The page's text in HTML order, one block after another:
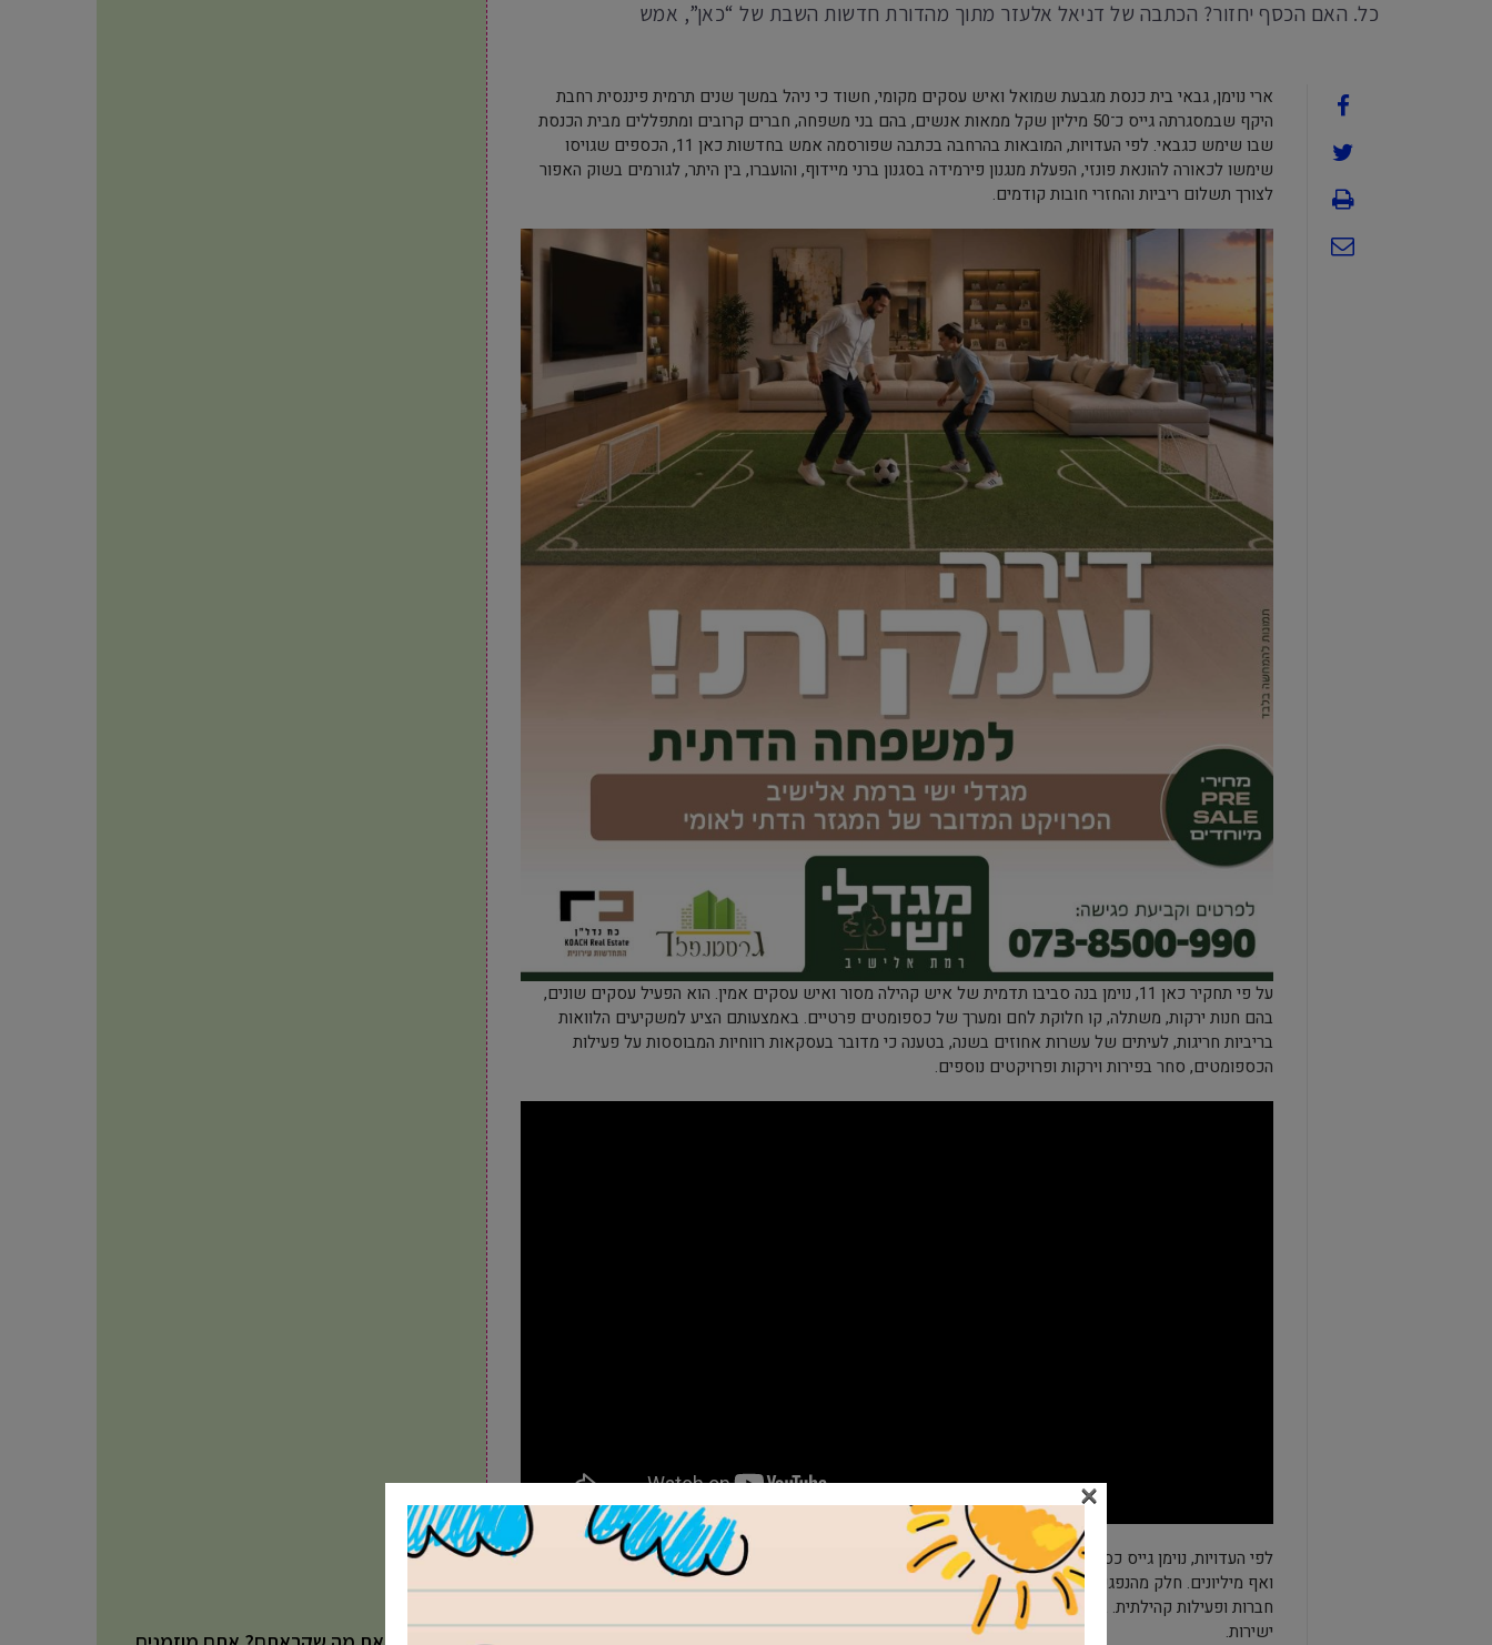
כל. האם הכסף יחזור? הכתבה של דניאל אלעזר מתוך מהדורת חדשות השבת של “כאן”, אמש
ארי נוימן, גבאי בית כנסת מגבעת שמואל ואיש עסקים מקומי, חשוד כי ניהל במשך שנים תרמית פיננסית רחבת
היקף שבמסגרתה גייס כ־50 מיליון שקל ממאות אנשים, בהם בני משפחה, חברים קרובים ומתפללים מבית הכנסת
שבו שימש כגבאי. לפי העדויות, המובאות בהרחבה בכתבה שפורסמה אמש בחדשות כאן 11, הכספים שגויסו
שימשו לכאורה להונאת פונזי, הפעלת מנגנון פירמידה בסגנון ברני מיידוף, והועברו, בין היתר, לגורמים בשוק האפור
לצורך תשלום ריביות והחזרי חובות קודמים.
על פי תחקיר כאן 11, נוימן בנה סביבו תדמית של איש קהילה מסור ואיש עסקים אמין. הוא הפעיל עסקים שונים,
בהם חנות ירקות, משתלה, קו חלוקת לחם ומערך של כספומטים פרטיים. באמצעותם הציע למשקיעים הלוואות
בריביות חריגות, לעיתים של עשרות אחוזים בשנה, בטענה כי מדובר בעסקאות רווחיות המבוססות על פעילות
הכספומטים, סחר בפירות וירקות ופרויקטים נוספים.
לפי העדויות, נוימן גייס כספים בהיקפים הולכים וגדלים, החל מהלוואות של עשרות אלפי שקלים ועד מאות אלפים
ואף מיליונים. חלק מהנפגעים העבירו לו כספים שוב ושוב, מתוך אמון אישי שנבנה לאורך שנים של קשרי שכנות,
חברות ופעילות קהילתית. במקרים רבים לא נחתמו הסכמים פורמליים, וההעברות בוצעו באמצעות העברות בנקאיות
ישירות.
×